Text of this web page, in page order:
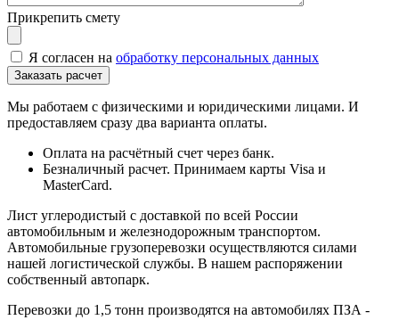
Прикрепить смету
Я согласен на обработку персональных данных
Мы работаем с физическими и юридическими лицами. И
предоставляем сразу два варианта оплаты.
Оплата на расчётный счет через банк.
Безналичный расчет. Принимаем карты Visa и
MasterCard.
Лист углеродистый с доставкой по всей России
автомобильным и железнодорожным транспортом.
Автомобильные грузоперевозки осуществляются силами
нашей логистической службы. В нашем распоряжении
собственный автопарк.
Перевозки до 1,5 тонн производятся на автомобилях ПЗА -